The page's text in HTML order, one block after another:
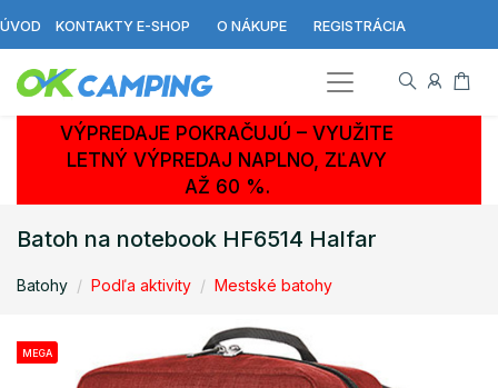
ÚVOD KONTAKTY E-SHOP O NÁKUPE REGISTRÁCIA
VÝPREDAJE POKRAČUJÚ – VYUŽITE
LETNÝ VÝPREDAJ NAPLNO, ZĽAVY
AŽ 60 %.
Batoh na notebook HF6514 Halfar
Batohy Podľa aktivity Mestské batohy
MEGA